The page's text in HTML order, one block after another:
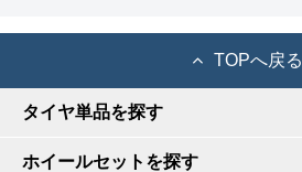
TOPへ戻る
タイヤ単品を探す
ホイールセットを探す